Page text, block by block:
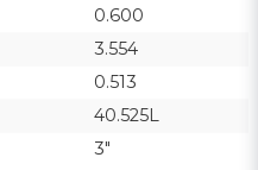
0.600
3.554
0.513
40.525L
3"